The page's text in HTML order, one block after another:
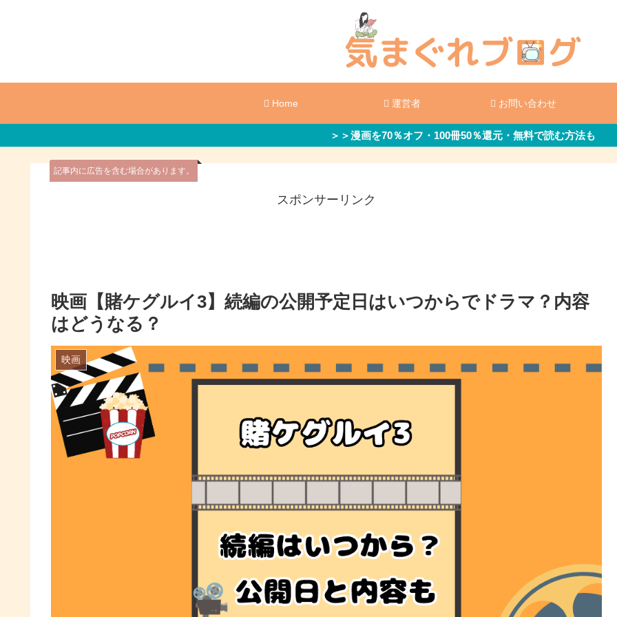
Home 運営者 お問い合わせ
＞＞漫画を70％オフ・100冊50％還元・無料で読む方法も
記事内に広告を含む場合があります。
スポンサーリンク
映画【賭ケグルイ3】続編の公開予定日はいつからでドラマ？内容
はどうなる？
映画